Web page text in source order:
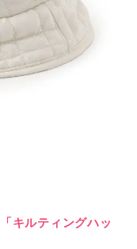
「キルティングハッ